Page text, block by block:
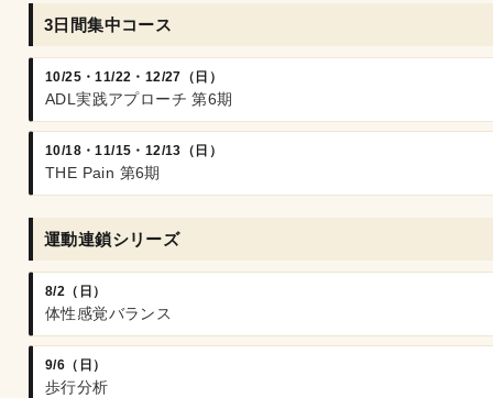
3日間集中コース
10/25・11/22・12/27（日）
ADL実践アプローチ 第6期
10/18・11/15・12/13（日）
THE Pain 第6期
運動連鎖シリーズ
8/2（日）
体性感覚バランス
9/6（日）
歩行分析